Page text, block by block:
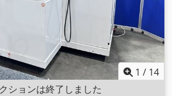
1 / 14
ションは終了しました